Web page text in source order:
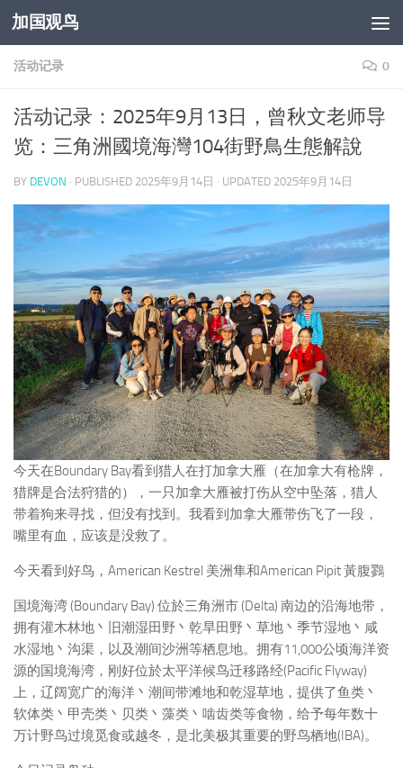
Skip to content
加国观鸟
活动记录 0
活动记录：2025年9月13日，曾秋文老师导
览：三角洲國境海灣104街野鳥生態解說
BY DEVON · PUBLISHED 2025年9月14日 · UPDATED 2025年9月14日
今天在Boundary Bay看到猎人在打加拿大雁（在加拿大有枪牌，
猎牌是合法狩猎的），一只加拿大雁被打伤从空中坠落，猎人
带着狗来寻找，但没有找到。我看到加拿大雁带伤飞了一段，
嘴里有血，应该是没救了。
今天看到好鸟，American Kestrel 美洲隼和American Pipit 黃腹鷚
国境海湾 (Boundary Bay) 位於三角洲市 (Delta) 南边的沿海地带，
拥有灌木林地丶旧潮湿田野丶乾旱田野丶草地丶季节湿地丶咸
水湿地丶沟渠，以及潮间沙洲等栖息地。拥有11,000公顷海洋资
源的国境海湾，刚好位於太平洋候鸟迁移路经(Pacific Flyway)
上，辽阔宽广的海洋丶潮间带滩地和乾湿草地，提供了鱼类丶
软体类丶甲壳类丶贝类丶藻类丶啮齿类等食物，给予每年数十
万计野鸟过境觅食或越冬，是北美极其重要的野鸟栖地(IBA)。